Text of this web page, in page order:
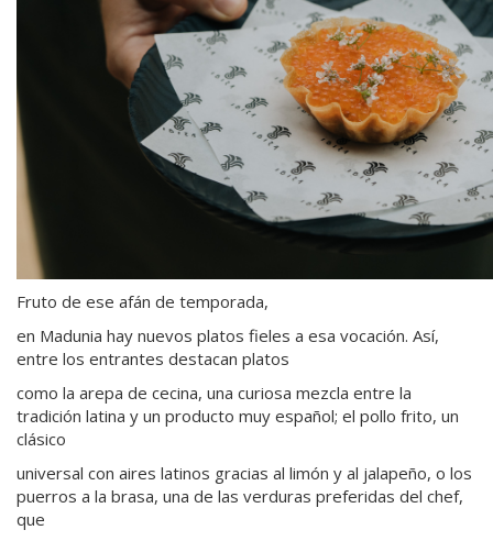
Fruto de ese afán de temporada,
en Madunia hay nuevos platos fieles a esa vocación. Así,
entre los entrantes destacan platos
como la arepa de cecina, una curiosa mezcla entre la
tradición latina y un producto muy español; el pollo frito, un
clásico
universal con aires latinos gracias al limón y al jalapeño, o los
puerros a la brasa, una de las verduras preferidas del chef,
que